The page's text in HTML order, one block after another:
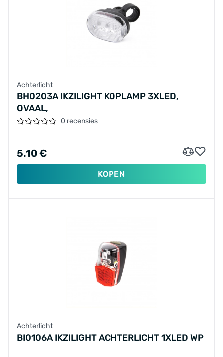
Achterlicht
BH0203A IKZILIGHT KOPLAMP 3XLED,
OVAAL,
0 recensies
5.10 €
KOPEN
Achterlicht
BI0106A IKZILIGHT ACHTERLICHT 1XLED WP